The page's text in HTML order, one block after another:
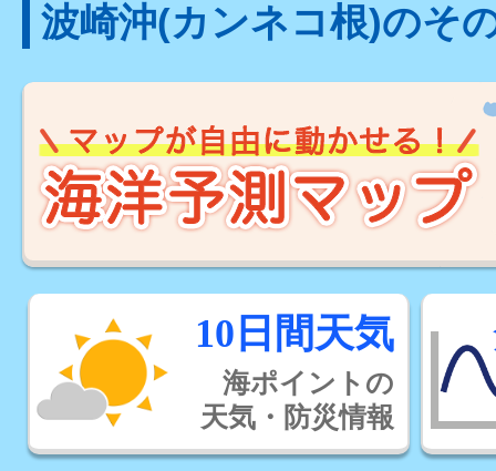
波崎沖(カンネコ根)のそ
10日間天気
海ポイントの
天気・防災情報